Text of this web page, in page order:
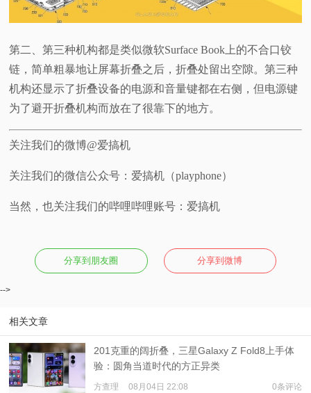
第二、第三种机构都是类似微软Surface Book上的不合口铰
链，简单粗暴地让屏幕折叠之后，折叠处留出空隙。第三种
机构还显示了折叠设备的电源和音量键都在右侧，但电源键
为了避开折叠机构而放在了很靠下的地方。
关注我们的微博@爱搞机
关注我们的微信公众号：爱搞机（playphone）
当然，也关注我们的哔哩哔哩账号：爱搞机
分享到朋友圈 分享到微博
-->
相关文章
201克重的阔折叠，三星Galaxy Z Fold8上手体
验：圆角当道时代的方正异类
方查理 08月04日 22:08 0条评论